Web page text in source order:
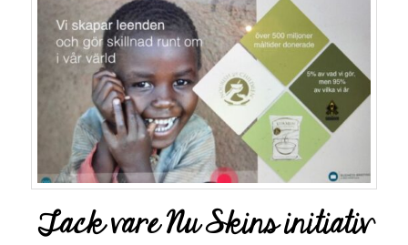
Tack vare Nu Skins initiativ